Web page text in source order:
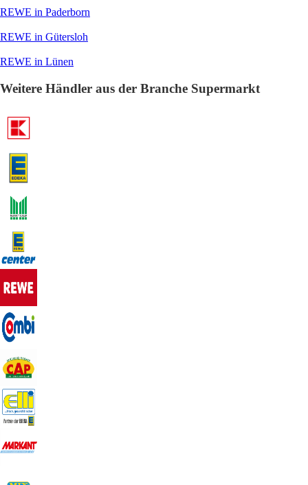
REWE in Paderborn
REWE in Gütersloh
REWE in Lünen
Weitere Händler aus der Branche Supermarkt